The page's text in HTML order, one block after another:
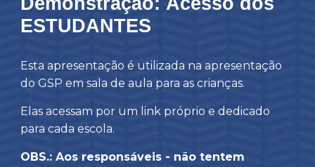
ESTUDANTES
Esta apresentação é utilizada na apresentação
do GSP em sala de aula para as crianças.
Elas acessam por um link próprio e dedicado
para cada escola.
OBS.: Aos responsáveis - não tentem